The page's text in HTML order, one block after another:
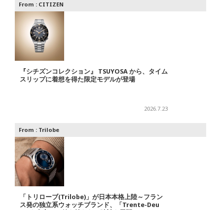
From : CITIZEN
『シチズンコレクション』 TSUYOSA から、タイム
スリップに着想を得た限定モデルが登場
2026.7.23
From : Trilobe
「トリローブ(Trilobe)」が日本本格上陸～フラン
ス発の独立系ウォッチブランド、「Trente-Deu